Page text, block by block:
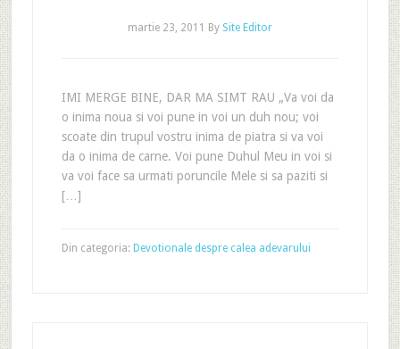
martie 23, 2011 By Site Editor
IMI MERGE BINE, DAR MA SIMT RAU „Va voi da
o inima noua si voi pune in voi un duh nou; voi
scoate din trupul vostru inima de piatra si va voi
da o inima de carne. Voi pune Duhul Meu in voi si
va voi face sa urmati poruncile Mele si sa paziti si
[…]
Din categoria: Devotionale despre calea adevarului